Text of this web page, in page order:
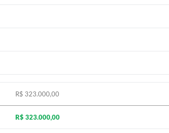
R$ 323.000,00
R$ 323.000,00